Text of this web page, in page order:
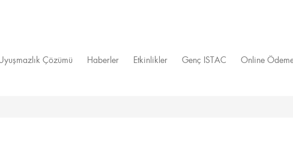
Çözümü Haberler Etkinlikler Genç ISTAC Online